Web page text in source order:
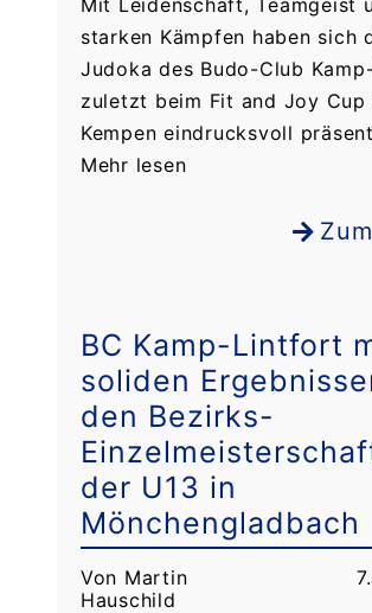
Mit Leidenschaft, Teamgeist
starken Kämpfen haben sich
Judoka des Budo-Club
zuletzt beim Fit and Joy Cup
Kempen eindrucksvoll
Mehr lesen
BC Kamp-Lintfort
soliden
den Bezirks-
der U13 in
Mönchengladbach
Von Martin
Hauschild